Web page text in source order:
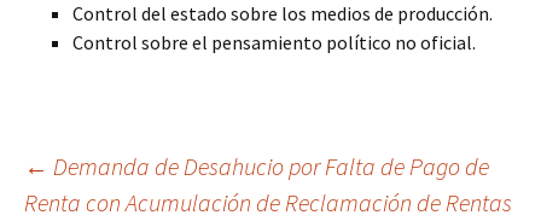
Control del estado sobre los medios de producción.
Control sobre el pensamiento político no oficial.
Navegación
← Demanda de Desahucio por Falta de Pago de
Renta con Acumulación de Reclamación de Rentas